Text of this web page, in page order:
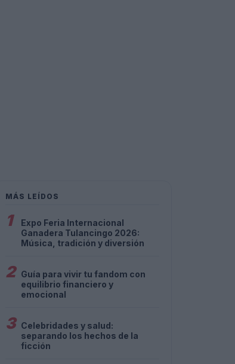
MÁS LEÍDOS
1
Expo Feria Internacional
Ganadera Tulancingo 2026:
Música, tradición y diversión
2 Guía para vivir tu fandom con
equilibrio financiero y
emocional
3 Celebridades y salud:
separando los hechos de la
ficción